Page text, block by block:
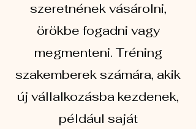
szeretnének vásárolni,
örökbe fogadni vagy
megmenteni. Tréning
szakemberek számára, akik
új vállalkozásba kezdenek,
például saját